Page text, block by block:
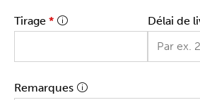
Tirage * Délai de
Remarques